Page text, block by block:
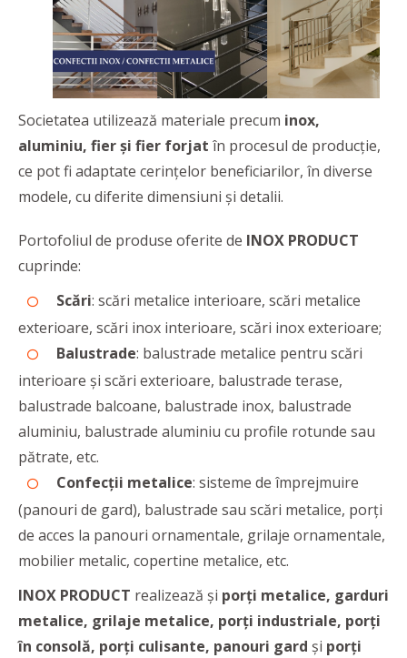
Societatea utilizează materiale precum inox,
aluminiu, fier și fier forjat în procesul de producție,
ce pot fi adaptate cerințelor beneficiarilor, în diverse
modele, cu diferite dimensiuni și detalii.
Portofoliul de produse oferite de INOX PRODUCT
cuprinde:
Scări: scări metalice interioare, scări metalice
exterioare, scări inox interioare, scări inox exterioare;
Balustrade: balustrade metalice pentru scări
interioare și scări exterioare, balustrade terase,
balustrade balcoane, balustrade inox, balustrade
aluminiu, balustrade aluminiu cu profile rotunde sau
pătrate, etc.
Confecții metalice: sisteme de împrejmuire
(panouri de gard), balustrade sau scări metalice, porți
de acces la panouri ornamentale, grilaje ornamentale,
mobilier metalic, copertine metalice, etc.
INOX PRODUCT realizează și porți metalice, garduri
metalice, grilaje metalice, porți industriale, porți
în consolă, porți culisante, panouri gard și porți